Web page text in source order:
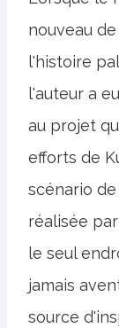
nouveau
l'histoire
l'auteur a
au projet
efforts de
scénario
réalisée
le seul
jamais
source